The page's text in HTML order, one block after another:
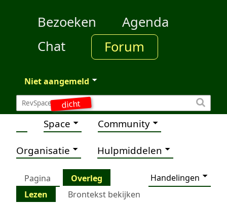
dicht
Bezoeken
Agenda
Chat
Forum
Niet aangemeld
Space Community
Organisatie Hulpmiddelen
Pagina Overleg
Handelingen
Lezen
Brontekst bekijken